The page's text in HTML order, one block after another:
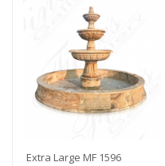
Extra Large MF 1596